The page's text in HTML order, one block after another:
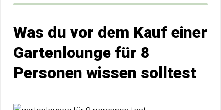
Was du vor dem Kauf einer
Gartenlounge für 8
Personen wissen solltest